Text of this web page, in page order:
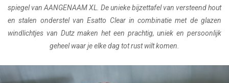
spiegel van AANGENAAM XL. De unieke bijzettafel van versteend hout
en stalen onderstel van Esatto Clear in combinatie met de glazen
windlichtjes van Dutz maken het een prachtig, uniek en persoonlijk
geheel waar je elke dag tot rust wilt komen.